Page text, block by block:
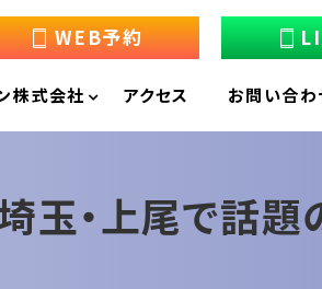
WEB予約
株式会社 アクセス お問い合わ
玉・上尾で話題